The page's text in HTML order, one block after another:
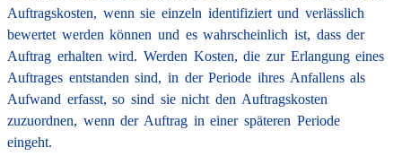
Auftragskosten, wenn sie einzeln identifiziert und verlässlich
bewertet werden können und es wahrscheinlich ist, dass der
Auftrag erhalten wird. Werden Kosten, die zur Erlangung eines
Auftrages entstanden sind, in der Periode ihres Anfallens als
Aufwand erfasst, so sind sie nicht den Auftragskosten
zuzuordnen, wenn der Auftrag in einer späteren Periode
eingeht.